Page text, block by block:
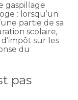
gaspillage
: lorsqu’un
partie de sa
scolaire,
sur les
du
pas